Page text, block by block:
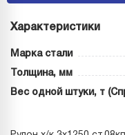
Характеристики
Марка стали
Толщина, мм
Вес одной штуки, т